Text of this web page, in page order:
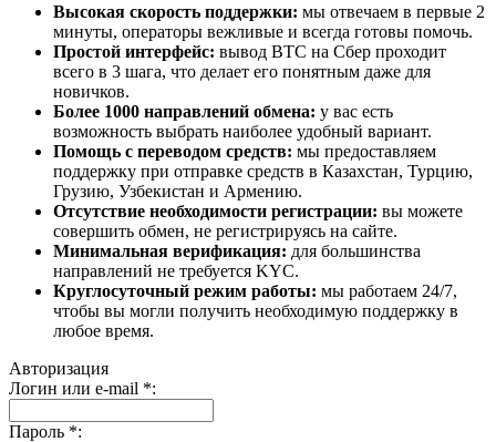
Высокая скорость поддержки: мы отвечаем в первые 2
минуты, операторы вежливые и всегда готовы помочь.
Простой интерфейс: вывод BTC на Сбер проходит
всего в 3 шага, что делает его понятным даже для
новичков.
Более 1000 направлений обмена: у вас есть
возможность выбрать наиболее удобный вариант.
Помощь с переводом средств: мы предоставляем
поддержку при отправке средств в Казахстан, Турцию,
Грузию, Узбекистан и Армению.
Отсутствие необходимости регистрации: вы можете
совершить обмен, не регистрируясь на сайте.
Минимальная верификация: для большинства
направлений не требуется KYC.
Круглосуточный режим работы: мы работаем 24/7,
чтобы вы могли получить необходимую поддержку в
любое время.
Авторизация
Логин или e-mail *:
Пароль *: